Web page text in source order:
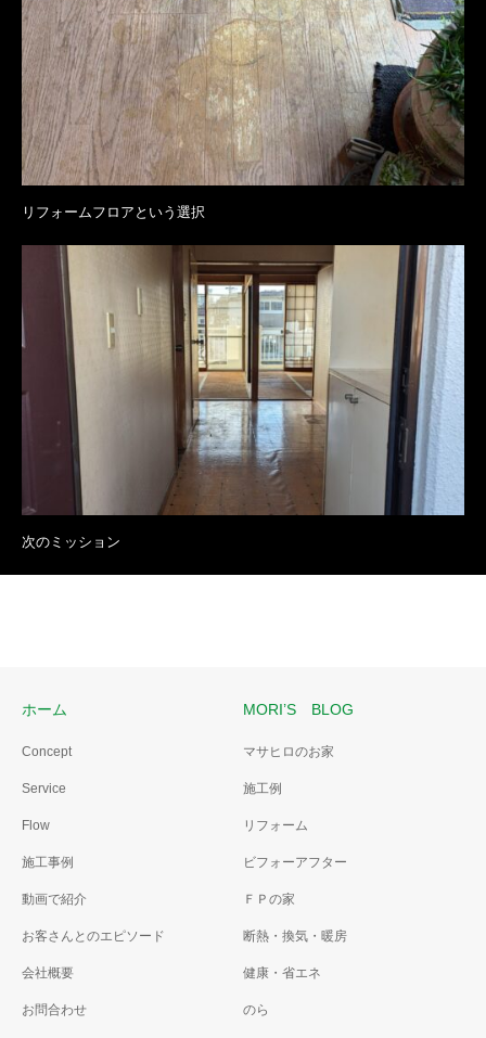
リフォームフロアという選択
次のミッション
ホーム
Concept
Service
Flow
施工事例
動画で紹介
お客さんとのエピソード
会社概要
お問合わせ
MORI’S BLOG
マサヒロのお家
施工例
リフォーム
ビフォーアフター
ＦＰの家
断熱・換気・暖房
健康・省エネ
のら